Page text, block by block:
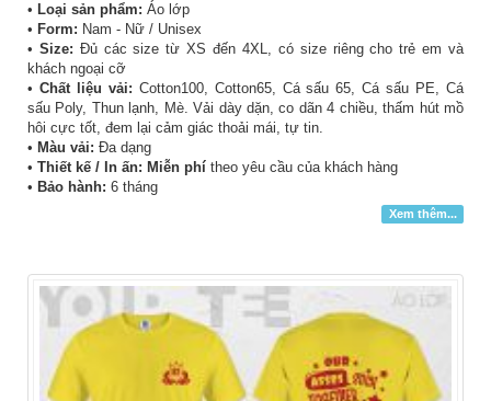
• Loại sản phẩm: Áo lớp
• Form: Nam - Nữ / Unisex
• Size: Đủ các size từ XS đến 4XL, có size riêng cho trẻ em và
khách ngoại cỡ
• Chất liệu vải: Cotton100, Cotton65, Cá sấu 65, Cá sấu PE, Cá
sấu Poly, Thun lạnh, Mè. Vải dày dặn, co dãn 4 chiều, thấm hút mồ
hôi cực tốt, đem lại cảm giác thoải mái, tự tin.
• Màu vải: Đa dạng
• Thiết kế / In ấn: Miễn phí theo yêu cầu của khách hàng
• Bảo hành: 6 tháng
Xem thêm...